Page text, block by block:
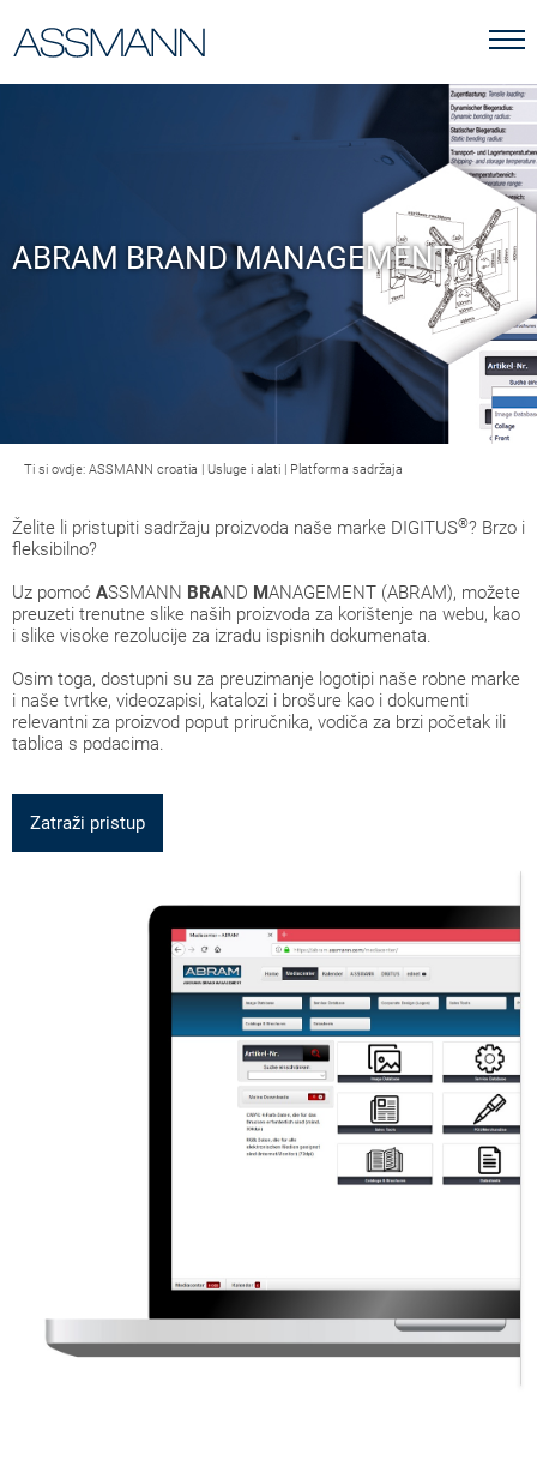
ABRAM BRAND MANAGEMENT
Ti si ovdje: ASSMANN croatia | Usluge i alati | Platforma sadržaja
Želite li pristupiti sadržaju proizvoda naše marke DIGITUS®? Brzo i
fleksibilno?
Uz pomoć ASSMANN BRAND MANAGEMENT (ABRAM), možete
preuzeti trenutne slike naših proizvoda za korištenje na webu, kao
i slike visoke rezolucije za izradu ispisnih dokumenata.
Osim toga, dostupni su za preuzimanje logotipi naše robne marke
i naše tvrtke, videozapisi, katalozi i brošure kao i dokumenti
relevantni za proizvod poput priručnika, vodiča za brzi početak ili
tablica s podacima.
Zatraži pristup